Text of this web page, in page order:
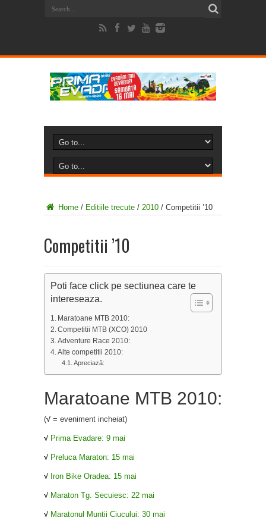
Home / Editiile trecute / 2010 / Competitii ’10
Competitii ’10
Poti face click pe sectiunea care te
intereseaza.
Maratoane MTB 2010:
Competitii MTB (XCO) 2010
Adventure Race 2010:
Alte competitii 2010:
Apreciază:
Maratoane MTB 2010:
(√ = eveniment incheiat)
√ Prima Evadare: 9 mai
√ Preluca Maraton: 15 mai
√ Iron Bike Oradea: 15 mai
√ Maraton Tg. Secuiesc: 22 mai
√ Maratonul Muntii Ciucului: 30 mai